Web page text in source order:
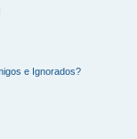
e Ignorados?